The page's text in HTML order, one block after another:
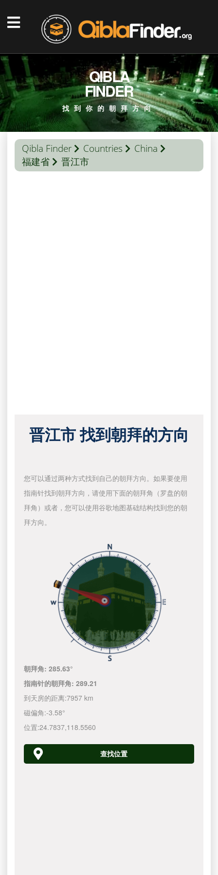
QIBLA
FINDER
找到你的朝拜方向
Qibla Finder Countries
China
福建省
晋江市
晋江市 找到朝拜的方向
您可以通过两种方式找到自己的朝拜方向。如果要使用
指南针找到朝拜方向，请使用下面的朝拜角（罗盘的朝
拜角）或者，您可以使用谷歌地图基础结构找到您的朝
拜方向。
朝拜角:285.63°
指南针的朝拜角:289.21
到天房的距离:7957 km
磁偏角:-3.58°
位置:24.7837,118.5560
查找位置